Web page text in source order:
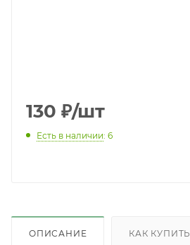
130 ₽/шт
Есть в наличии: 6
ОПИСАНИЕ КАК КУПИТЬ